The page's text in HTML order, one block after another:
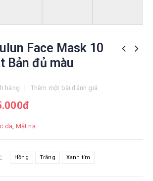
Face Mask 10
Bản đủ màu
hàng | Thêm một bài đánh giá
đ
da, Mặt nạ
Hồng Trắng Xanh tím